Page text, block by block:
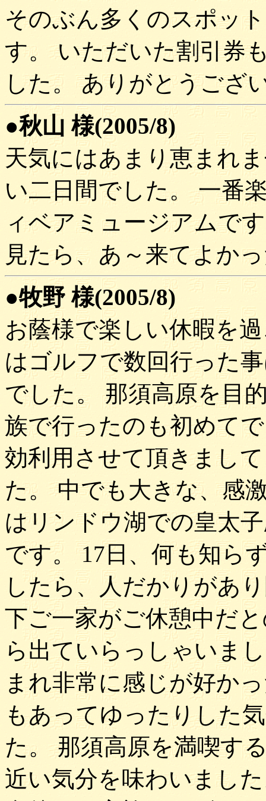
そのぶん多くのスポッ
す。 いただいた割引券
した。 ありがとうござ
●秋山 様(2005/8)
天気にはあまり恵まれ
い二日間でした。 一番
ィベアミュージアムで
見たら、あ～来てよか
●牧野 様(2005/8)
お蔭様で楽しい休暇を
はゴルフで数回行った
でした。 那須高原を目
族で行ったのも初めて
効利用させて頂きまし
た。 中でも大きな、感
はリンドウ湖での皇太
です。 17日、何も知ら
したら、人だかりがあ
下ご一家がご休憩中だ
ら出ていらっしゃいま
まれ非常に感じが好か
もあってゆったりした
た。 那須高原を満喫す
近い気分を味わいまし